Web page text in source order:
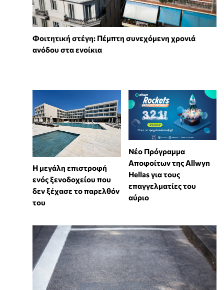
Φοιτητική στέγη: Πέμπτη συνεχόμενη χρονιά
ανόδου στα ενοίκια
Η μεγάλη επιστροφή
ενός ξενοδοχείου που
δεν ξέχασε το παρελθόν
του
Νέο Πρόγραμμα
Αποφοίτων της Allwyn
Hellas για τους
επαγγελματίες του
αύριο